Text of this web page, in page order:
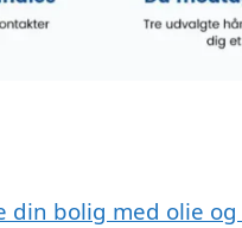
bolig med olie og